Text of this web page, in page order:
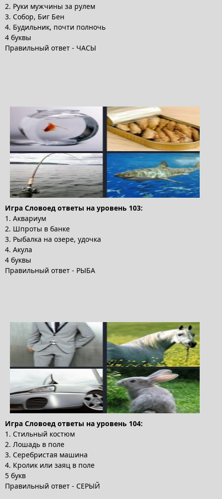
2. Руки мужчины за рулем
3. Собор, Биг Бен
4. Будильник, почти полночь
4 буквы
Правильный ответ - ЧАСЫ
Игра Словоед ответы на уровень 103:
1. Аквариум
2. Шпроты в банке
3. Рыбалка на озере, удочка
4. Акула
4 буквы
Правильный ответ - РЫБА
Игра Словоед ответы на уровень 104:
1. Стильный костюм
2. Лошадь в поле
3. Серебристая машина
4. Кролик или заяц в поле
5 букв
Правильный ответ - СЕРЫЙ